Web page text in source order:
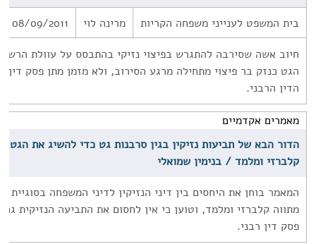
בית המשפט לענייני משפחה הקריות מרינה לוי
08/09/2011
חיוב אשה שסירבה להתגרש בפיצוי נזיקי בהתבסס על עוולת
הגט כנזק בר פיצוי מתחילה מרגע הסירוב, ולא מזמן מתן פסק דין
הדין הרבני.
מאמרים אקדמיים
הדור הבא של תביעות נזיקין בגין סרבנות גט כדי להשיג את הגט
קלברזי ומלמד / בנימין שמואלי
המאמר בוחן את היחסים בין דיני הנזיקין לדיני המשפחה בסוגיית
מתווה קלברזי ומלמד, וטוען כי אין לחסום את התביעה הנזיקית
פסק דין רבני.